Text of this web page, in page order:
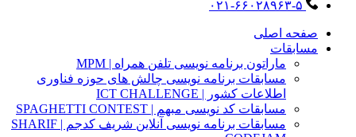
۰۲۱-۶۶۰۲۸۹۶۳-۵
صفحه اصلی
مسابقات
ماراتون برنامه نویسی تلفن همراه | MPM
مسابقات برنامه نویسی چالش های حوزه فناوری
اطلاعات کشور | ICT CHALLENGE
مسابقات کد نویسی مبهم | SPAGHETTI CONTEST
مسابقات برنامه نویسی آنلاین شریف کدجم | SHARIF